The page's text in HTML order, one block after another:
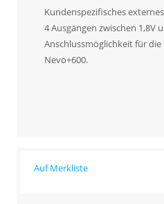
Kundenspezifisches
4 Ausgängen zwischen 1,8V
Anschlussmöglichkeit für
Nevo+600.